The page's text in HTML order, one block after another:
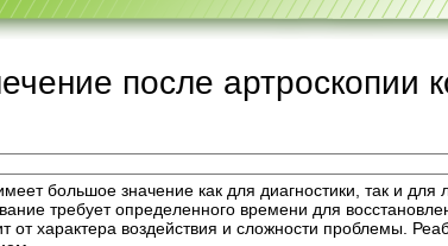
после артроскопии
большое значение как для диагностики, так и
требует определенного времени для
от характера воздействия и сложности проблемы.